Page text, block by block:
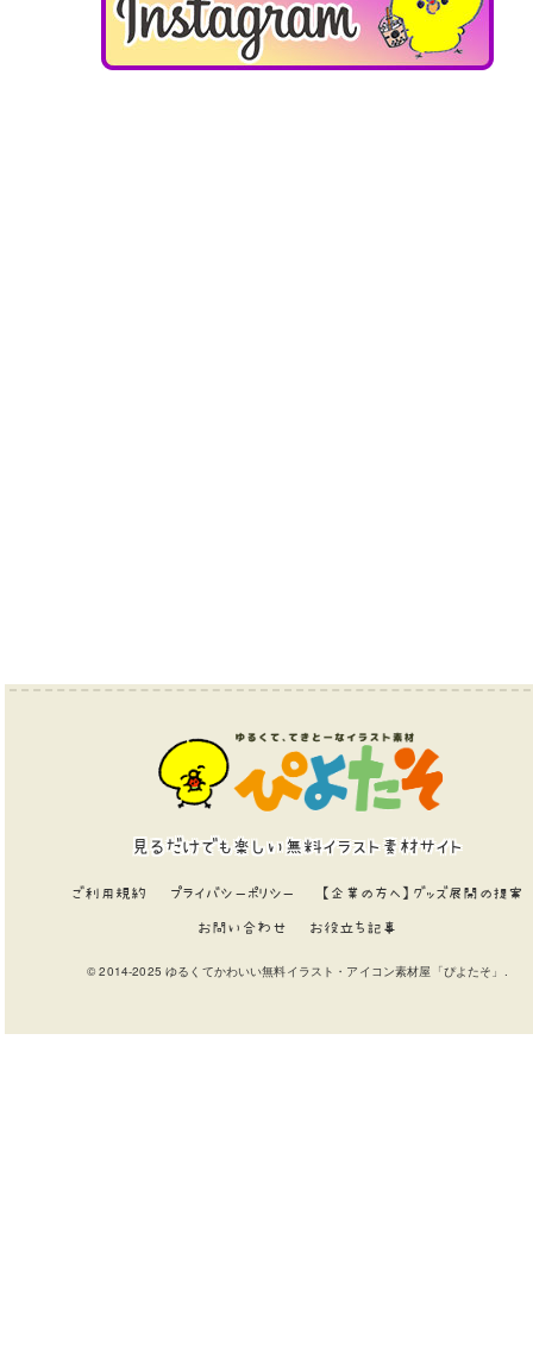
見るだけでも楽しい無料イラスト素材サイト
ご利用規約 プライバシーポリシー 【企業の方へ】グッズ展開の提案
お問い合わせ お役立ち記事
© 2014-2025 ゆるくてかわいい無料イラスト・アイコン素材屋「ぴよたそ」.